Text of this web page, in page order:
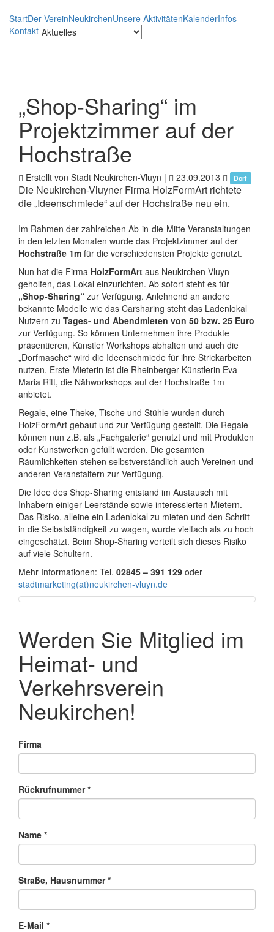
StartDer VereinNeukirchenUnsere AktivitätenKalenderInfos
Kontakt
„Shop-Sharing“ im
Projektzimmer auf der
Hochstraße
Erstellt von Stadt Neukirchen-Vluyn | 23.09.2013 Dorf
Die Neukirchen-Vluyner Firma HolzFormArt richtete
die „Ideenschmiede“ auf der Hochstraße neu ein.
Im Rahmen der zahlreichen Ab-in-die-Mitte Veranstaltungen
in den letzten Monaten wurde das Projektzimmer auf der
Hochstraße 1m für die verschiedensten Projekte genutzt.
Nun hat die Firma HolzFormArt aus Neukirchen-Vluyn
geholfen, das Lokal einzurichten. Ab sofort steht es für
„Shop-Sharing“ zur Verfügung. Anlehnend an andere
bekannte Modelle wie das Carsharing steht das Ladenlokal
Nutzern zu Tages- und Abendmieten von 50 bzw. 25 Euro
zur Verfügung. So können Unternehmen ihre Produkte
präsentieren, Künstler Workshops abhalten und auch die
„Dorfmasche“ wird die Ideenschmiede für ihre Strickarbeiten
nutzen. Erste Mieterin ist die Rheinberger Künstlerin Eva-
Maria Ritt, die Nähworkshops auf der Hochstraße 1m
anbietet.
Regale, eine Theke, Tische und Stühle wurden durch
HolzFormArt gebaut und zur Verfügung gestellt. Die Regale
können nun z.B. als „Fachgalerie“ genutzt und mit Produkten
oder Kunstwerken gefüllt werden. Die gesamten
Räumlichkeiten stehen selbstverständlich auch Vereinen und
anderen Veranstaltern zur Verfügung.
Die Idee des Shop-Sharing entstand im Austausch mit
Inhabern einiger Leerstände sowie interessierten Mietern.
Das Risiko, alleine ein Ladenlokal zu mieten und den Schritt
in die Selbstständigkeit zu wagen, wurde vielfach als zu hoch
eingeschätzt. Beim Shop-Sharing verteilt sich dieses Risiko
auf viele Schultern.
Mehr Informationen: Tel. 02845 – 391 129 oder
stadtmarketing(at)neukirchen-vluyn.de
Werden Sie Mitglied im
Heimat- und
Verkehrsverein
Neukirchen!
Firma
Rückrufnummer*
Name *
Straße, Hausnummer*
E-Mail *